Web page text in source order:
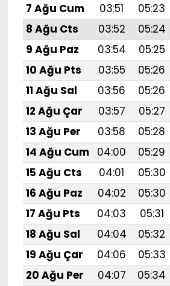
7 Ağu Cum
03:51 05:23
8 Ağu Cts
03:52 05:24
9 Ağu Paz
03:54 05:25
10 Ağu Pts
03:55 05:26
11 Ağu Sal
03:56 05:26
12 Ağu Çar
03:57 05:27
13 Ağu Per
03:58 05:28
14 Ağu Cum
04:00 05:29
15 Ağu Cts
04:01 05:30
16 Ağu Paz
04:02 05:30
17 Ağu Pts
04:03 05:31
18 Ağu Sal
04:04 05:32
19 Ağu Çar
04:06 05:33
20 Ağu Per
04:07 05:34